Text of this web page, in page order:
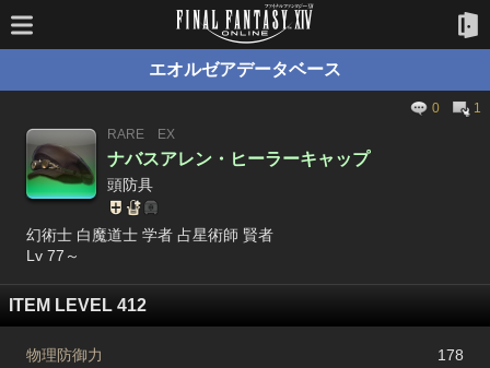
エオルゼアデータベース
0
1
RARE
EX
ナバスアレン・ヒーラーキャップ
頭防具
幻術士 白魔道士 学者 占星術師 賢者
Lv 77～
ITEM LEVEL 412
物理防御力
178